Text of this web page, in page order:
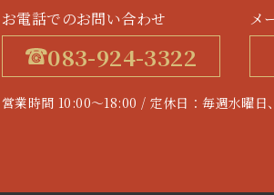
お電話でのお問い合わせ
083-924-3322
メ
営業時間 10:00～18:00 / 定休日：毎週水曜日